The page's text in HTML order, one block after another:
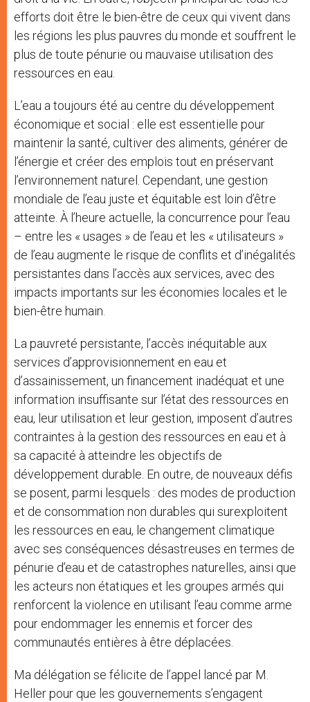
efforts doit être le bien-être de ceux qui vivent dans
les régions les plus pauvres du monde et souffrent le
plus de toute pénurie ou mauvaise utilisation des
ressources en eau.
L’eau a toujours été au centre du développement
économique et social : elle est essentielle pour
maintenir la santé, cultiver des aliments, générer de
l’énergie et créer des emplois tout en préservant
l’environnement naturel. Cependant, une gestion
mondiale de l’eau juste et équitable est loin d’être
atteinte. À l’heure actuelle, la concurrence pour l’eau
– entre les « usages » de l’eau et les « utilisateurs »
de l’eau augmente le risque de conflits et d’inégalités
persistantes dans l’accès aux services, avec des
impacts importants sur les économies locales et le
bien-être humain.
La pauvreté persistante, l’accès inéquitable aux
services d’approvisionnement en eau et
d’assainissement, un financement inadéquat et une
information insuffisante sur l’état des ressources en
eau, leur utilisation et leur gestion, imposent d’autres
contraintes à la gestion des ressources en eau et à
sa capacité à atteindre les objectifs de
développement durable. En outre, de nouveaux défis
se posent, parmi lesquels : des modes de production
et de consommation non durables qui surexploitent
les ressources en eau, le changement climatique
avec ses conséquences désastreuses en termes de
pénurie d’eau et de catastrophes naturelles, ainsi que
les acteurs non étatiques et les groupes armés qui
renforcent la violence en utilisant l’eau comme arme
pour endommager les ennemis et forcer des
communautés entières à être déplacées.
Ma délégation se félicite de l’appel lancé par M.
Heller pour que les gouvernements s’engagent